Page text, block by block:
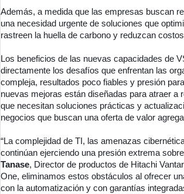
Además, a medida que las empresas buscan
una necesidad urgente de soluciones que
rastreen la huella de carbono y reduzcan
Los beneficios de las nuevas capacidades de
directamente los desafíos que enfrentan las
compleja, resultados poco fiables y presión
nuevas mejoras están diseñadas para atraer a
que necesitan soluciones prácticas y
negocios que buscan una oferta de valor
“La complejidad de TI, las amenazas
continúan ejerciendo una presión extrema
Tanase, Director de productos de Hitachi
One, eliminamos estos obstáculos al ofrecer
con la automatización y con garantías